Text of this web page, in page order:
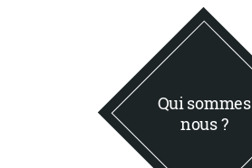
Qui sommes
nous ?